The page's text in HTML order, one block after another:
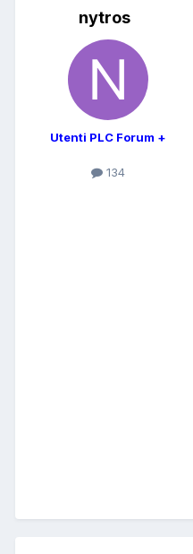
nytros
Utenti PLC Forum +
134